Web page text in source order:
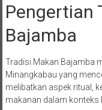
Pengertian
Bajamba
Tradisi Makan Bajamba
Minangkabau yang
melibatkan aspek ritual,
makanan dalam konteks